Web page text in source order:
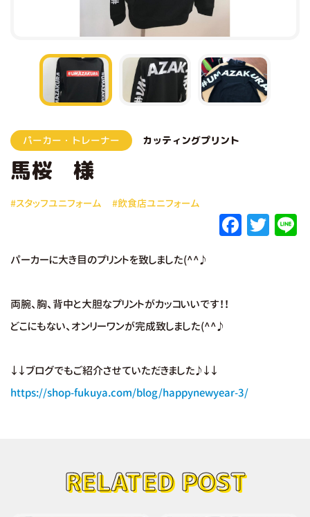
パーカー・トレーナー カッティングプリント
馬桜 様
#スタッフユニフォーム #飲食店ユニフォーム
F T
パーカーに大き目のプリントを致しました(^^♪
両腕、胸、背中と大胆なプリントがカッコいいです！！
どこにもない、オンリーワンが完成致しました(^^♪
↓↓ブログでもご紹介させていただきました♪↓↓
https://shop-fukuya.com/blog/happynewyear-3/
RELATED POST